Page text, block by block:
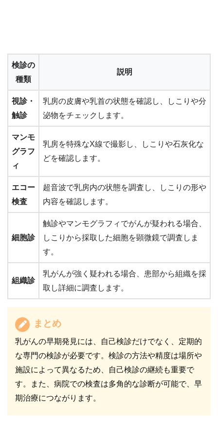
検診の
種類
説明
視診・
触診
乳房の皮膚や乳首の状態を確認し、しこりや分
泌物をチェックします。
マンモ
グラフ
ィ
乳房を特殊なX線で撮影し、しこりや石灰化な
どを確認します。
エコー
検査
超音波で乳房内の状態を調査し、しこりの形や
内容を確認します。
細胞診
触診やマンモグラフィでがんが疑われる場合、
しこりから採取した細胞を顕微鏡で調査しま
す。
組織診
乳がんが強く疑われる場合、患部から組織を採
取し詳細に調査します。
まとめ
乳がんの早期発見には、自己検診だけでなく、定期的
な専門の検診が必要です。検診の方法や精度は場所や
施設によって異なるため、自己検診の継続も重要で
す。また、病院での検査は多角的な診断が可能で、早
期治療につながります。